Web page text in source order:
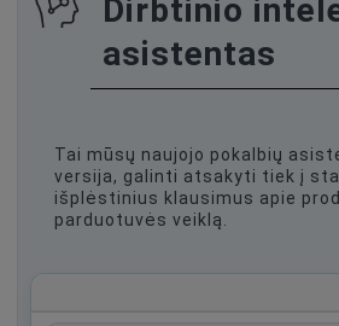
Dirbtinio
asistentas
Tai mūsų naujojo pokalbių
versija, galinti atsakyti tiek į
išplėstinius klausimus apie
parduotuvės veiklą.